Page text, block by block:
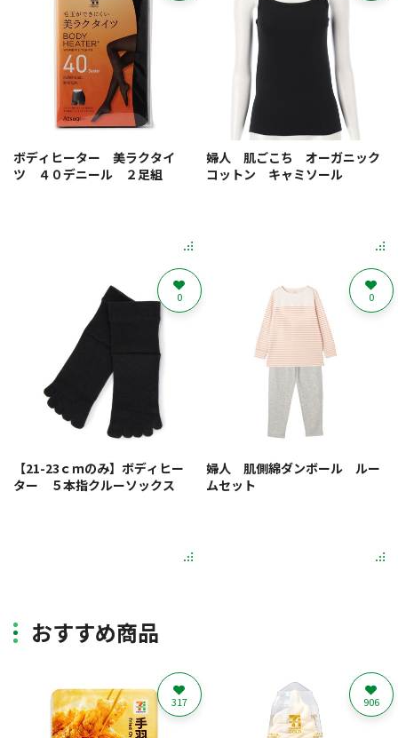
ボディヒーター 美ラクタイ
ツ ４０デニール ２足組
婦人 肌ごこち オーガニック
コットン キャミソール
【21-23ｃｍのみ】ボディヒー
ター ５本指クルーソックス
0
婦人 肌側綿ダンボール ルー
ムセット
0
おすすめ商品
317 906